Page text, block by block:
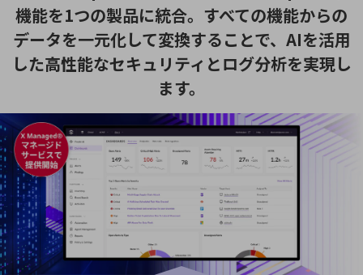
ネットワーク・モバイル
クラウド・データセンター
電話・映像コミュニケーション
5G
IoT
AI
データ利活用
運用管理
機能を1つの製品に統合。すべての機能からの
データを一元化して変換することで、 AIを活用
した高性能なセキュリティとログ分析を実現し
ます。